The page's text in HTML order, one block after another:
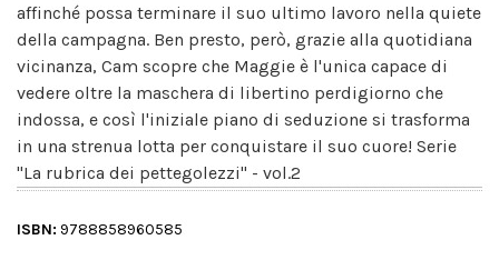
affinché possa terminare il suo ultimo lavoro nella quiete
della campagna. Ben presto, però, grazie alla quotidiana
vicinanza, Cam scopre che Maggie è l'unica capace di
vedere oltre la maschera di libertino perdigiorno che
indossa, e così l'iniziale piano di seduzione si trasforma
in una strenua lotta per conquistare il suo cuore! Serie
"La rubrica dei pettegolezzi" - vol.2
ISBN: 9788858960585